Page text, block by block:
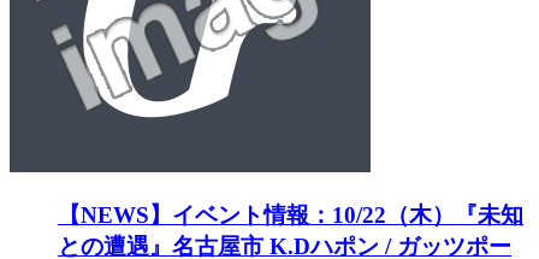
【NEWS】イベント情報：10/22（木）『未知
との遭遇』名古屋市 K.Dハポン / ガッツポー